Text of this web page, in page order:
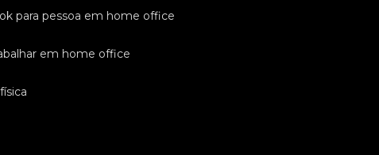
para pessoa em home office
em home office